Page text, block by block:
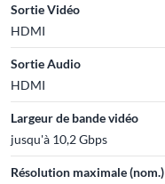
Sortie Vidéo
HDMI
Sortie Audio
HDMI
Largeur de bande vidéo
jusqu'à 10,2 Gbps
Résolution maximale (nom.)